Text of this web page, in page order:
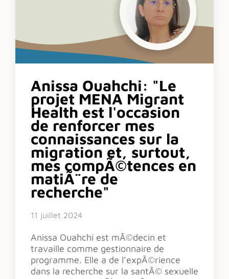
Anissa Ouahchi: "Le
projet MENA Migrant
Health est l'occasion
de renforcer mes
connaissances sur la
migration et, surtout,
mes compÃ©tences en
matiÃ¨re de
recherche"
11 juillet 2024
Anissa Ouahchi est mÃ©decin et
travaille comme gestionnaire de
programme. Elle a de l’expÃ©rience
dans la recherche sur la santÃ© sexuelle